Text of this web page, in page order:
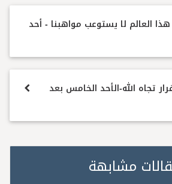
هذا العالم لا يستوعب مواهبنا - أحد
تجاه الله-الأحد الخامس بعد
مشابهة